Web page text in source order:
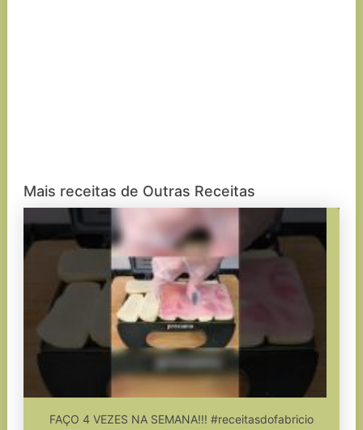
Mais receitas de Outras Receitas
FAÇO 4 VEZES NA SEMANA!!! #receitasdofabricio